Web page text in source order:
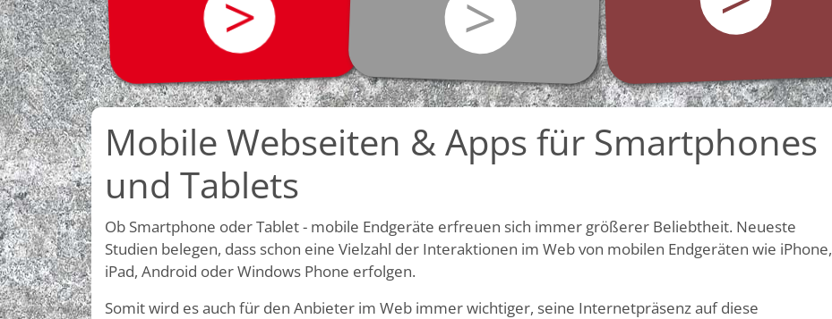
> >
Mobile Webseiten & Apps für Smartphones
und Tablets
Ob Smartphone oder Tablet - mobile Endgeräte erfreuen sich immer größerer Beliebtheit. Neueste
Studien belegen, dass schon eine Vielzahl der Interaktionen im Web von mobilen Endgeräten wie iPhone,
iPad, Android oder Windows Phone erfolgen.
Somit wird es auch für den Anbieter im Web immer wichtiger, seine Internetpräsenz auf diese